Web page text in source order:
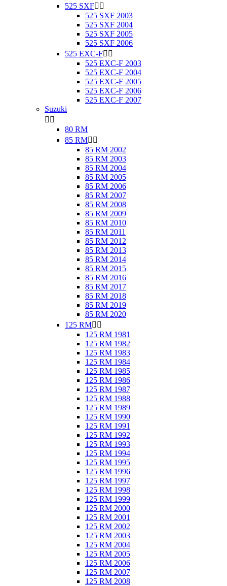
525 SXF 
525 SXF 2003
525 SXF 2004
525 SXF 2005
525 SXF 2006
525 EXC-F 
525 EXC-F 2003
525 EXC-F 2004
525 EXC-F 2005
525 EXC-F 2006
525 EXC-F 2007
Suzuki
 
80 RM
85 RM 
85 RM 2002
85 RM 2003
85 RM 2004
85 RM 2005
85 RM 2006
85 RM 2007
85 RM 2008
85 RM 2009
85 RM 2010
85 RM 2011
85 RM 2012
85 RM 2013
85 RM 2014
85 RM 2015
85 RM 2016
85 RM 2017
85 RM 2018
85 RM 2019
85 RM 2020
125 RM 
125 RM 1981
125 RM 1982
125 RM 1983
125 RM 1984
125 RM 1985
125 RM 1986
125 RM 1987
125 RM 1988
125 RM 1989
125 RM 1990
125 RM 1991
125 RM 1992
125 RM 1993
125 RM 1994
125 RM 1995
125 RM 1996
125 RM 1997
125 RM 1998
125 RM 1999
125 RM 2000
125 RM 2001
125 RM 2002
125 RM 2003
125 RM 2004
125 RM 2005
125 RM 2006
125 RM 2007
125 RM 2008